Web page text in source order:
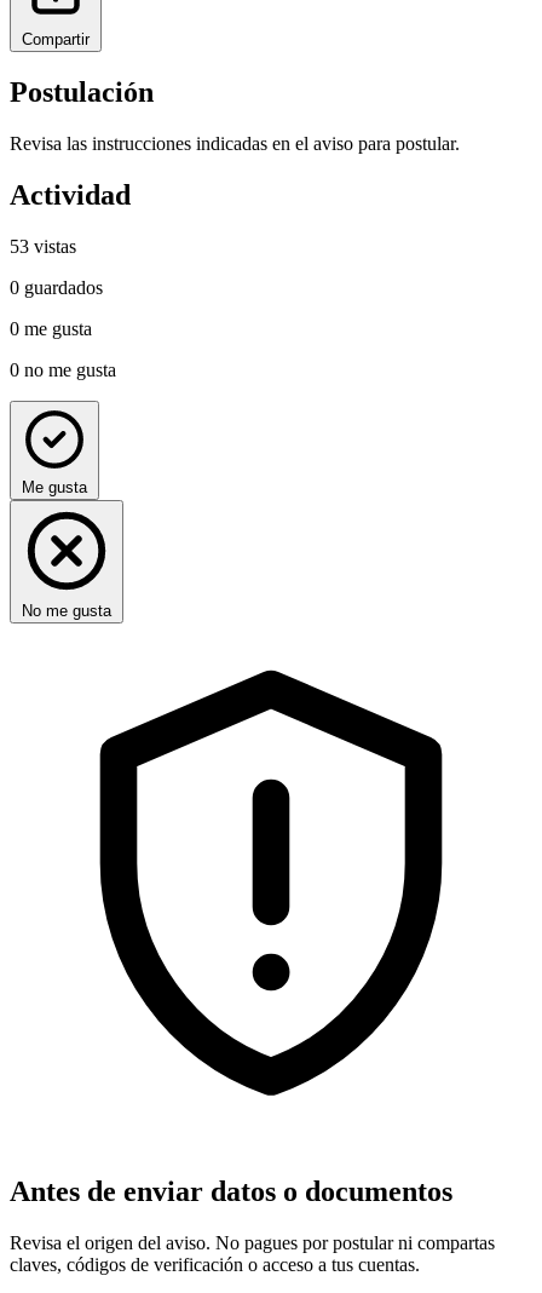
Compartir
Postulación
Revisa las instrucciones indicadas en el aviso para postular.
Actividad
53 vistas
0 guardados
0 me gusta
0 no me gusta
Me gusta
No me gusta
Antes de enviar datos o documentos
Revisa el origen del aviso. No pagues por postular ni compartas
claves, códigos de verificación o acceso a tus cuentas.